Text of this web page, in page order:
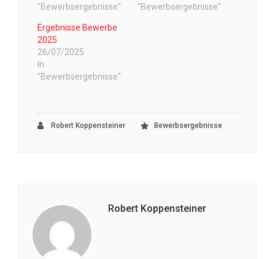
"Bewerbsergebnisse" "Bewerbsergebnisse"
Ergebnisse Bewerbe
2025
26/07/2025
In
"Bewerbsergebnisse"
Robert Koppensteiner Bewerbsergebnisse
Robert Koppensteiner